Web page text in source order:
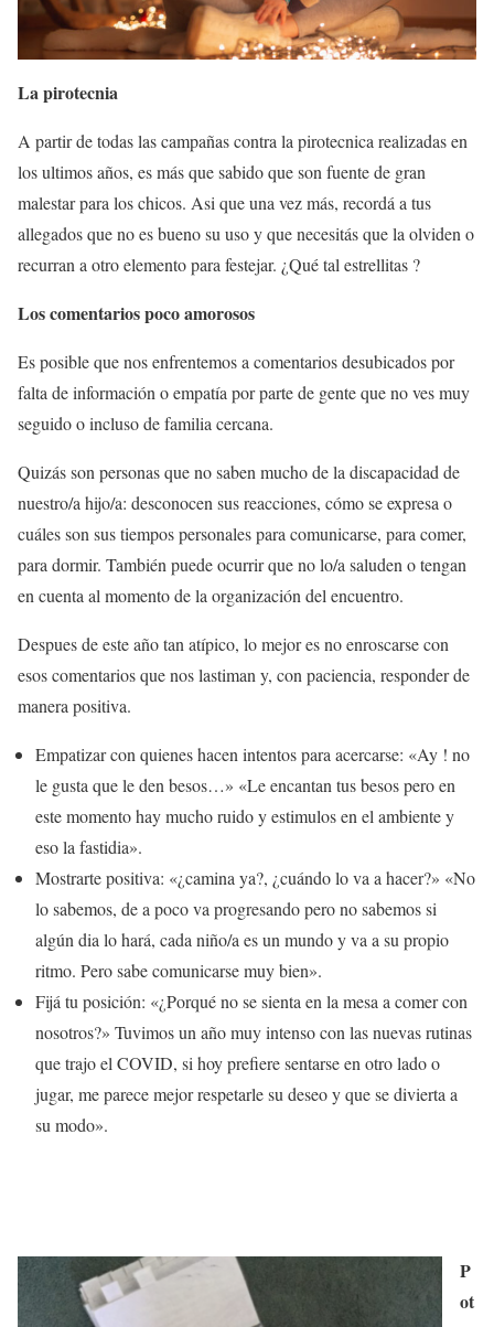
La pirotecnia
A partir de todas las campañas contra la pirotecnica realizadas en
los ultimos años, es más que sabido que son fuente de gran
malestar para los chicos. Asi que una vez más, recordá a tus
allegados que no es bueno su uso y que necesitás que la olviden o
recurran a otro elemento para festejar. ¿Qué tal estrellitas ?
Los comentarios poco amorosos
Es posible que nos enfrentemos a comentarios desubicados por
falta de información o empatía por parte de gente que no ves muy
seguido o incluso de familia cercana.
Quizás son personas que no saben mucho de la discapacidad de
nuestro/a hijo/a: desconocen sus reacciones, cómo se expresa o
cuáles son sus tiempos personales para comunicarse, para comer,
para dormir. También puede ocurrir que no lo/a saluden o tengan
en cuenta al momento de la organización del encuentro.
Despues de este año tan atípico, lo mejor es no enroscarse con
esos comentarios que nos lastiman y, con paciencia, responder de
manera positiva.
Empatizar con quienes hacen intentos para acercarse: «Ay ! no
le gusta que le den besos…» «Le encantan tus besos pero en
este momento hay mucho ruido y estimulos en el ambiente y
eso la fastidia».
Mostrarte positiva: «¿camina ya?, ¿cuándo lo va a hacer?» «No
lo sabemos, de a poco va progresando pero no sabemos si
algún dia lo hará, cada niño/a es un mundo y va a su propio
ritmo. Pero sabe comunicarse muy bien».
Fijá tu posición: «¿Porqué no se sienta en la mesa a comer con
nosotros?» Tuvimos un año muy intenso con las nuevas rutinas
que trajo el COVID, si hoy prefiere sentarse en otro lado o
jugar, me parece mejor respetarle su deseo y que se divierta a
su modo».
P
ot